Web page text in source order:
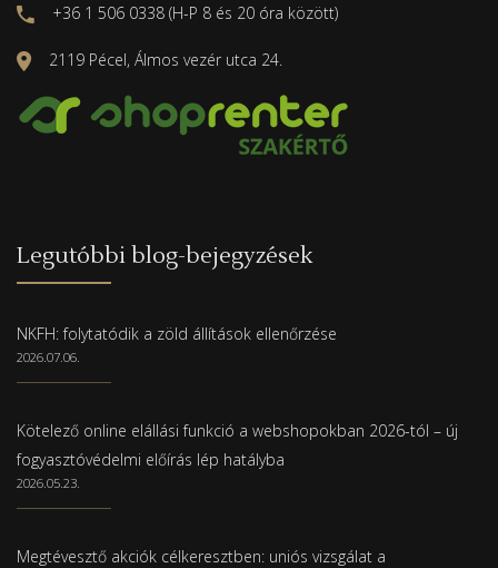
+36 1 506 0338 (H-P 8 és 20 óra között)
2119 Pécel, Álmos vezér utca 24.
Legutóbbi blog-bejegyzések
NKFH: folytatódik a zöld állítások ellenőrzése
2026.07.06.
Kötelező online elállási funkció a webshopokban 2026-tól – új
fogyasztóvédelmi előírás lép hatályba
2026.05.23.
Megtévesztő akciók célkeresztben: uniós vizsgálat a